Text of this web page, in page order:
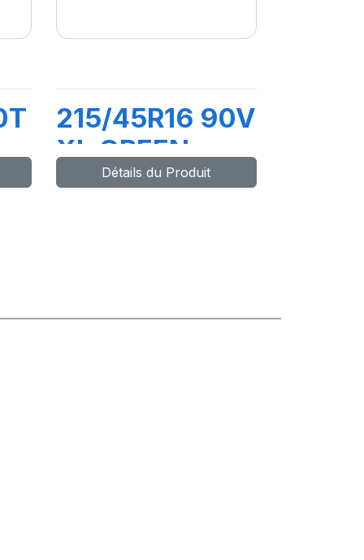
215/45R16 90V
XL GREEN-
MAXDétails du Produit